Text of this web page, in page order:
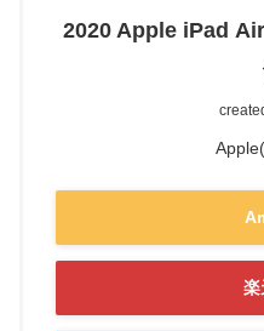
2020 Apple iPad
楽